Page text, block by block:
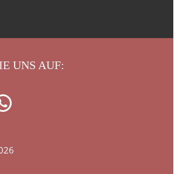
UNS AUF: